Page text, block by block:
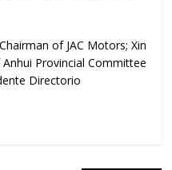
of JAC Motors; Xin
Provincial Committee
Directorio